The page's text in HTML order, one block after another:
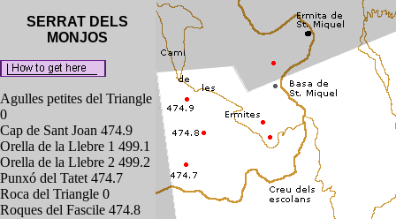
SERRAT DELS
MONJOS
Agulles petites del Triangle
0
Cap de Sant Joan 474.9
Orella de la Llebre 1 499.1
Orella de la Llebre 2 499.2
Punxó del Tatet 474.7
Roca del Triangle 0
Roques del Fascile 474.8